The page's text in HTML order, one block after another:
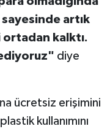
sayesinde artık
ortadan kalktı.
diye
ücretsiz erişimini
kullanımını